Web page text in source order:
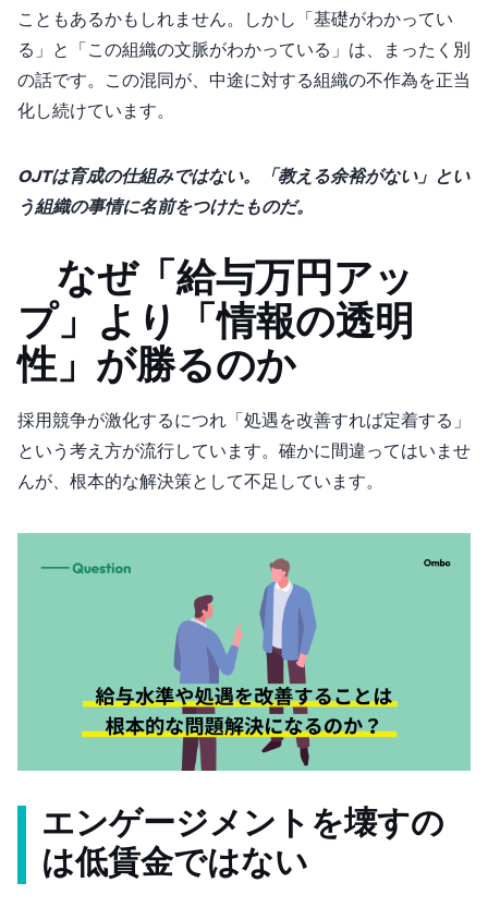
こともあるかもしれません。しかし「基礎がわかってい
る」と「この組織の文脈がわかっている」は、まったく別
の話です。この混同が、中途に対する組織の不作為を正当
化し続けています。
OJTは育成の仕組みではない。「教える余裕がない」とい
う組織の事情に名前をつけたものだ。
2. なぜ「給与5万円アッ
プ」より「情報の透明
性」が勝るのか
採用競争が激化するにつれ「処遇を改善すれば定着する」
という考え方が流行しています。確かに間違ってはいませ
んが、根本的な解決策として不足しています。
エンゲージメントを壊すの
は低賃金ではない